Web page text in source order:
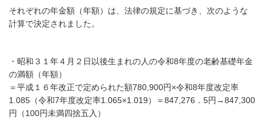
それぞれの年金額（年額）は、法律の規定に基づき、次のような
計算で決定されました。
・昭和３１年４月２日以後生まれの人の令和8年度の老齢基礎年金
の満額（年額）
＝平成１６年改正で定められた額780,900円×令和8年度改定率
1.085（令和7年度改定率1.065×1.019）＝847,276．5円→847,300
円
（100円未満四捨五入）